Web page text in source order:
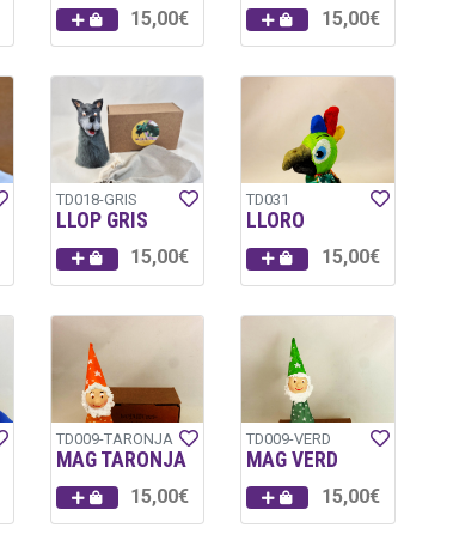
15,00€ 15,00€
TD018-GRIS
LLOP GRIS
15,00€
TD031
LLORO
15,00€
TD009-TARONJA
MAG TARONJA
15,00€
TD009-VERD
MAG VERD
15,00€